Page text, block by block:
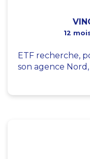
12
ETF recherche,
son agence